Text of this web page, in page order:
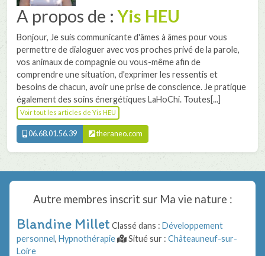
A propos de :Yis HEU
Bonjour, Je suis communicante d'âmes à âmes pour vous
permettre de dialoguer avec vos proches privé de la parole,
vos animaux de compagnie ou vous-même afin de
comprendre une situation, d'exprimer les ressentis et
besoins de chacun, avoir une prise de conscience. Je pratique
également des soins énergétiques LaHoChi. Toutes[...]
Voir tout les articles de Yis HEU
06.68.01.56.39 theraneo.com
Autre membres inscrit sur Ma vie nature :
Blandine Millet Classé dans : Développement
personnel, Hypnothérapie Situé sur : Châteauneuf-sur-
Loire